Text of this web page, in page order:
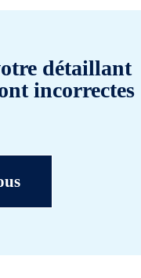
détaillant
incorrectes